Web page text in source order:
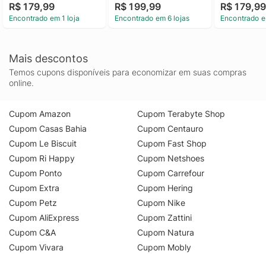
R$ 179,99
Encontrado em 1 loja
R$ 199,99
Encontrado em 6 lojas
R$ 179,99
Encontrado
Mais descontos
Temos cupons disponíveis para economizar em suas compras
online.
Cupom Amazon
Cupom Casas Bahia
Cupom Le Biscuit
Cupom Ri Happy
Cupom Ponto
Cupom Extra
Cupom Petz
Cupom AliExpress
Cupom C&A
Cupom Vivara
Cupom Terabyte Shop
Cupom Centauro
Cupom Fast Shop
Cupom Netshoes
Cupom Carrefour
Cupom Hering
Cupom Nike
Cupom Zattini
Cupom Natura
Cupom Mobly